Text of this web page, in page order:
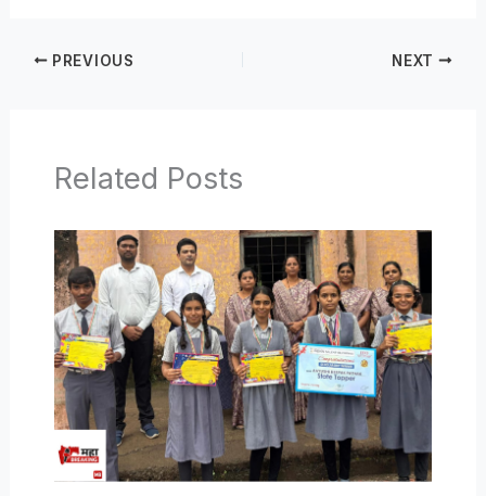
PREVIOUS NEXT
Related Posts